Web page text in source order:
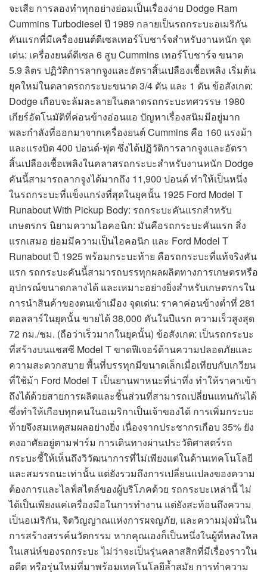
จะเสีย การลองทำทุกอย่างย่อมเป็นเรื่องง่าย Dodge Ram
Cummins Turbodiesel ปี 1989 กลายเป็นรถกระบะอเมริกัน
คันแรกที่มีเครื่องยนต์ดีเซลเทอร์โบชาร์จสำหรับงานหนัก จุด
เด่น: เครื่องยนต์ดีเซล 6 สูบ Cummins เทอร์โบชาร์จ ขนาด
5.9 ลิตร ปฏิวัติการลากจูงและอัตราสิ้นเปลืองเชื้อเพลิง เริ่มต้น
ยุคใหม่ในตลาดรถกระบะขนาด 3/4 ตัน และ 1 ตัน ข้อสังเกต:
Dodge เกือบจะล้มละลายในตลาดรถกระบะทศวรรษ 1980
เกียร์อัตโนมัติที่ค่อนข้างอ่อนแอ ปัญหาเรื่องสนิมมีอยู่มาก
พละกำลังที่ออกมาจากเครื่องยนต์ Cummins คือ 160 แรงม้า
และแรงบิด 400 ปอนด์-ฟุต ซึ่งได้ปฏิวัติการลากจูงและอัตรา
สิ้นเปลืองเชื้อเพลิงในคลาสรถกระบะสำหรับงานหนัก Dodge
คันนี้สามารถลากจูงได้มากถึง 11,900 ปอนด์ ทำให้เป็นหนึ่ง
ในรถกระบะที่แข็งแกร่งที่สุดในยุคนั้น 1925 Ford Model T
Runabout With Pickup Body: รถกระบะคันแรกสำหรับ
เกษตรกร นิยามความไอคอนิก: มันคือรถกระบะคันแรก สิ่ง
แรกเสมอ ย่อมมีความเป็นไอคอนิก และ Ford Model T
Runabout ปี 1925 พร้อมกระบะท้าย คือรถกระบะที่แท้จริงคัน
แรก รถกระบะคันนี้สามารถบรรทุกผลผลิตทางการเกษตรหรือ
อุปกรณ์ขนาดกลางได้ และเหมาะอย่างยิ่งสำหรับเกษตรกรใน
การนำสินค้าของตนเข้าเมือง จุดเด่น: ราคาค่อนข้างต่ำที่ 281
ดอลลาร์ในยุคนั้น ขายได้ 38,000 คันในปีแรก ความเร็วสูงสุด
72 กม./ชม. (ถือว่าเร็วมากในยุคนั้น) ข้อสังเกต: เป็นรถกระบะ
ที่สร้างบนแชสซี Model T ขาดฟีเจอร์ด้านความปลอดภัยและ
ความสะดวกสบาย พื้นที่บรรทุกมีขนาดเล็กเมื่อเทียบกับเกวียน
ที่ใช้ม้า Ford Model T เป็นยานพาหนะที่น่าทึ่ง ทำให้ราคาเข้า
ถึงได้ด้วยสายการผลิตและชิ้นส่วนที่สามารถเปลี่ยนแทนกันได้
ซึ่งทำให้เกือบทุกคนในอเมริกาเป็นเจ้าของได้ การเพิ่มกระบะ
ท้ายจึงสมเหตุสมผลอย่างยิ่ง เนื่องจากประชากรเกือบ 35% ยัง
คงอาศัยอยู่ตามฟาร์ม การเดินทางผ่านประวัติศาสตร์รถ
กระบะชี้ให้เห็นถึงวิวัฒนาการที่ไม่เพียงแต่ในด้านเทคโนโลยี
และสมรรถนะเท่านั้น แต่ยังรวมถึงการเปลี่ยนแปลงของความ
ต้องการและไลฟ์สไตล์ของผู้บริโภคด้วย รถกระบะเหล่านี้ ไม่
ได้เป็นเพียงแค่เครื่องมือในการทำงาน แต่ยังสะท้อนถึงความ
เป็นอเมริกัน, จิตวิญญาณแห่งการผจญภัย, และความมุ่งมั่นใน
การสร้างสรรค์นวัตกรรม หากคุณเองก็เป็นหนึ่งในผู้ที่หลงใหล
ในเสน่ห์ของรถกระบะ ไม่ว่าจะเป็นรุ่นคลาสสิกที่มีเรื่องราวใน
อดีต หรือรุ่นใหม่ที่มาพร้อมเทคโนโลยีล้ำสมัย การทำความ